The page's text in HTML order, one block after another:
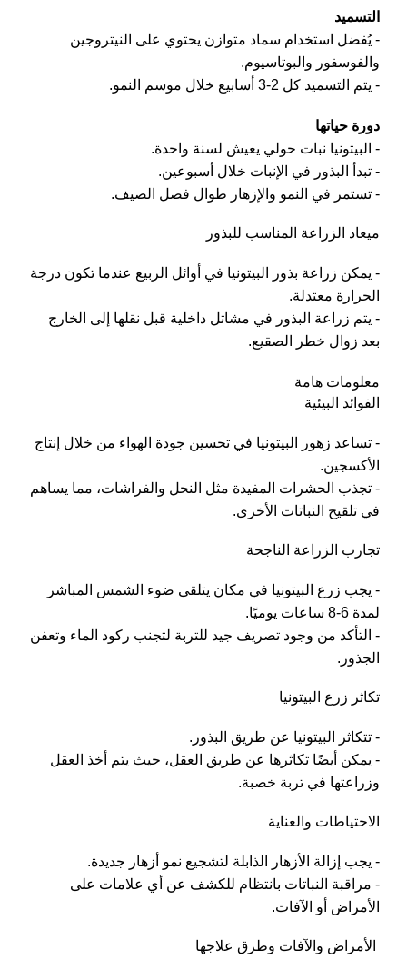
التسميد
- يُفضل استخدام سماد متوازن يحتوي على النيتروجين
والفوسفور والبوتاسيوم.
- يتم التسميد كل 2-3 أسابيع خلال موسم النمو.
دورة حياتها
- البيتونيا نبات حولي يعيش لسنة واحدة.
- تبدأ البذور في الإنبات خلال أسبوعين.
- تستمر في النمو والإزهار طوال فصل الصيف.
ميعاد الزراعة المناسب للبذور
- يمكن زراعة بذور البيتونيا في أوائل الربيع عندما تكون درجة
الحرارة معتدلة.
- يتم زراعة البذور في مشاتل داخلية قبل نقلها إلى الخارج
بعد زوال خطر الصقيع.
معلومات هامة
الفوائد البيئية
- تساعد زهور البيتونيا في تحسين جودة الهواء من خلال إنتاج
الأكسجين.
- تجذب الحشرات المفيدة مثل النحل والفراشات، مما يساهم
في تلقيح النباتات الأخرى.
تجارب الزراعة الناجحة
- يجب زرع البيتونيا في مكان يتلقى ضوء الشمس المباشر
لمدة 6-8 ساعات يوميًا.
- التأكد من وجود تصريف جيد للتربة لتجنب ركود الماء وتعفن
الجذور.
تكاثر زرع البيتونيا
- تتكاثر البيتونيا عن طريق البذور.
- يمكن أيضًا تكاثرها عن طريق العقل، حيث يتم أخذ العقل
وزراعتها في تربة خصبة.
الاحتياطات والعناية
- يجب إزالة الأزهار الذابلة لتشجيع نمو أزهار جديدة.
- مراقبة النباتات بانتظام للكشف عن أي علامات على
الأمراض أو الآفات.
الأمراض والآفات وطرق علاجها